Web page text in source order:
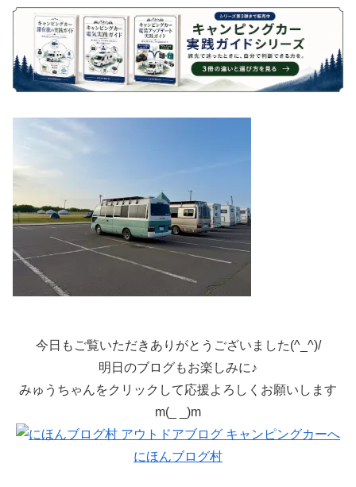
今日もご覧いただきありがとうございました(^_^)/
明日のブログもお楽しみに♪
みゅうちゃんをクリックして応援よろしくお願いします
m(_ _)m
にほんブログ村